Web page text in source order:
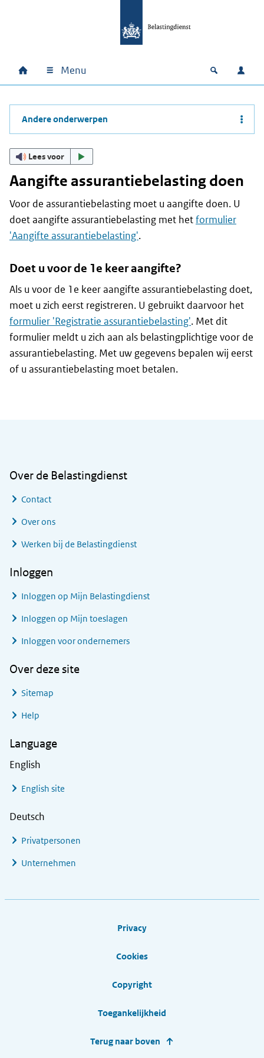
Hoofdnavigatie
Home Menu Open
Andere onderwerpen
Lees voor
Aangifte assurantiebelasting doen
Voor de assurantiebelasting moet u aangifte doen. U
doet aangifte assurantiebelasting met hetformulier
'Aangifte assurantiebelasting'.
Doet u voor de 1e keer aangifte?
Als u voor de 1e keer aangifte assurantiebelasting doet,
moet u zich eerst registreren. U gebruikt daarvoor het
formulier 'Registratie assurantiebelasting'. Met dit
formulier meldt u zich aan als belastingplichtige voor de
assurantiebelasting. Met uw gegevens bepalen wij eerst
of u assurantiebelasting moet betalen.
Over de Belastingdienst
Contact
Over ons
Werken bij de Belastingdienst
Inloggen
Inloggen op Mijn Belastingdienst
Inloggen op Mijn toeslagen
Inloggen voor ondernemers
Over deze site
Sitemap
Help
Language
English
English site
Deutsch
Privatpersonen
Unternehmen
Privacy
Cookies
Copyright
Toegankelijkheid
Terug naar boven